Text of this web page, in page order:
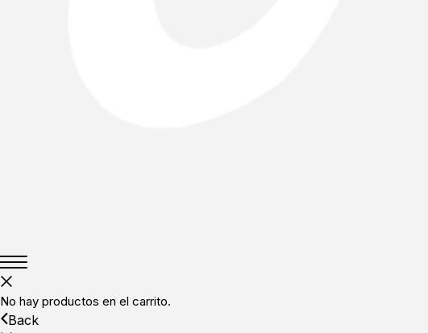
No hay productos en el carrito.
Back